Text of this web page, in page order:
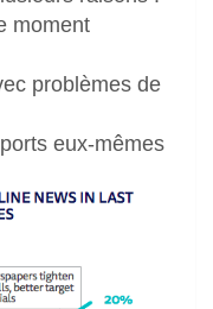
moment
problèmes de
eux-mêmes